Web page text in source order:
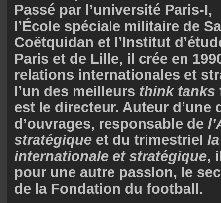
Passé par l’université Paris-I,
l’École spéciale militaire de
Coëtquidan et l’Institut
Paris et de Lille, il crée en
relations internationales et
l’un des meilleurs think tanks
est le directeur. Auteur d’une
d’ouvrages, responsable de
stratégique et du trimestriel la
internationale et stratégique,
pour une autre passion, le
de la Fondation du football.